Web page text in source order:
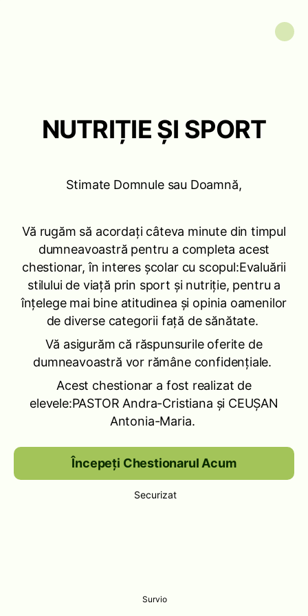
NUTRIȚIE ȘI SPORT
Stimate Domnule sau Doamnă,
Vă rugăm să acordați câteva minute din timpul
dumneavoastră pentru a completa acest
chestionar, în interes școlar cu scopul:Evaluării
stilului de viață prin sport și nutriție, pentru a
înțelege mai bine atitudinea și opinia oamenilor
de diverse categorii față de sănătate.
Vă asigurăm că răspunsurile oferite de
dumneavoastră vor rămâne confidențiale.
Acest chestionar a fost realizat de
elevele:PASTOR Andra-Cristiana și CEUȘAN
Antonia-Maria.
Începeți Chestionarul Acum
Securizat
Survio